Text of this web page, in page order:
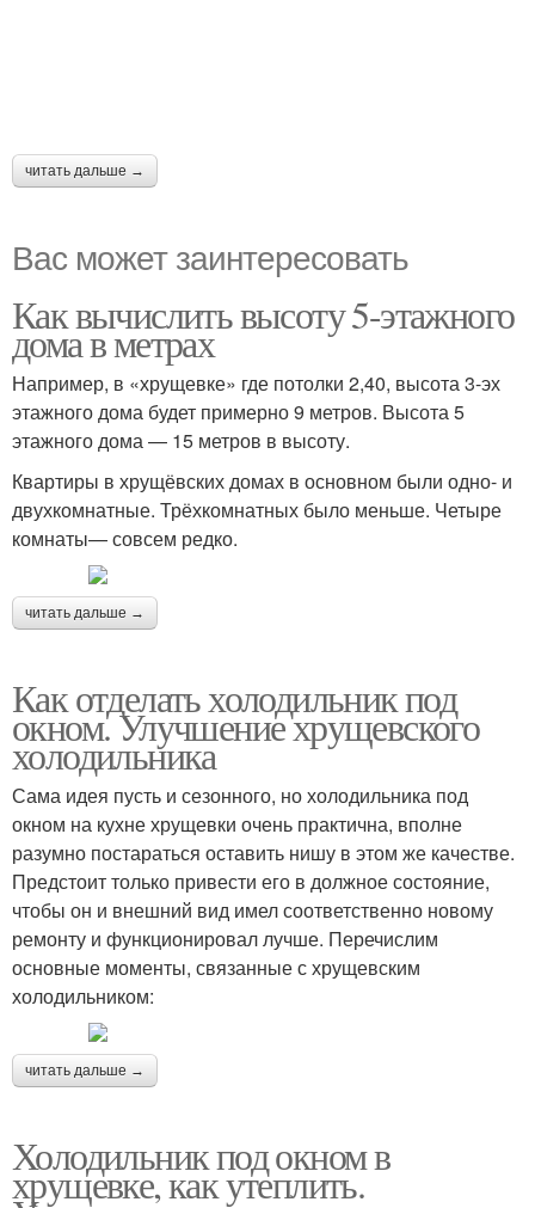
читать дальше →
Вас может заинтересовать
Как вычислить высоту 5-этажного
дома в метрах
Например, в «хрущевке» где потолки 2,40, высота 3-эх
этажного дома будет примерно 9 метров. Высота 5
этажного дома — 15 метров в высоту.
Квартиры в хрущёвских домах в основном были одно- и
двухкомнатные. Трёхкомнатных было меньше. Четыре
комнаты— совсем редко.
читать дальше →
Как отделать холодильник под
окном. Улучшение хрущевского
холодильника
Сама идея пусть и сезонного, но холодильника под
окном на кухне хрущевки очень практична, вполне
разумно постараться оставить нишу в этом же качестве.
Предстоит только привести его в должное состояние,
чтобы он и внешний вид имел соответственно новому
ремонту и функционировал лучше. Перечислим
основные моменты, связанные с хрущевским
холодильником:
читать дальше →
Холодильник под окном в
хрущевке, как утеплить.